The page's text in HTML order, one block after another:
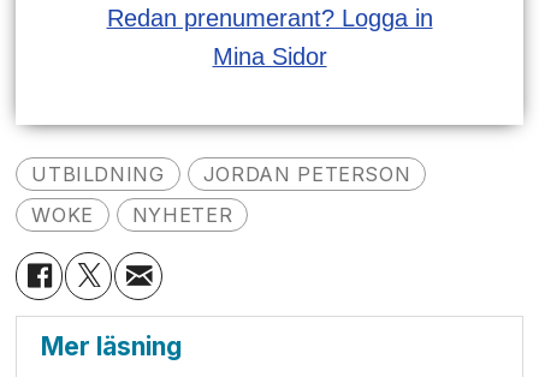
Redan prenumerant? Logga in
Mina Sidor
UTBILDNING
JORDAN PETERSON
WOKE
NYHETER
Mer läsning